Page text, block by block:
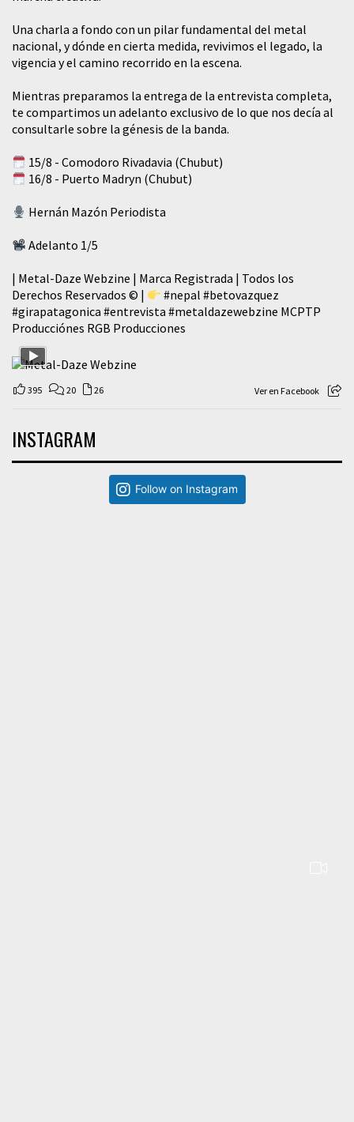
​Una charla a fondo con un pilar fundamental del metal
nacional, y dónde en cierta medida, revivimos el legado, la
vigencia y el camino recorrido en la escena.
Mientras preparamos la entrega de la entrevista completa,
te compartimos un adelanto exclusivo de lo que nos decía al
consultarle sobre la génesis de la banda.
15/8 - Comodoro Rivadavia (Chubut)
16/8 - Puerto Madryn (Chubut)
Hernán Mazón Periodista
Adelanto 1/5
| Metal-Daze Webzine | Marca Registrada | Todos los
Derechos Reservados © |
#nepal #betovazquez
#girapatagonica #entrevista #metaldazewebzine MCPTP
Producciónes RGB Producciones
395 20 26 Ver en Facebook
INSTAGRAM
Follow on Instagram